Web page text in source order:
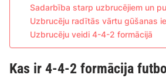
Sadarbība starp uzbrucējiem un
Uzbrucēju radītās vārtu gūšanas
Uzbrucēju veidi 4-4-2 formācijā
Kas ir 4-4-2 formācija